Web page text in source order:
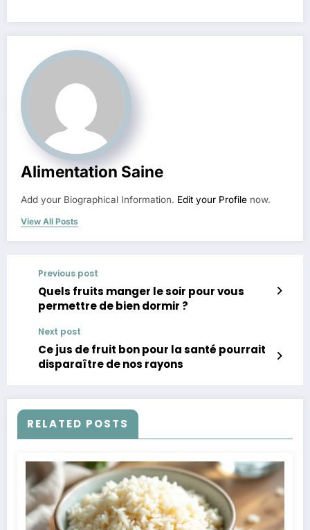
Alimentation Saine
Add your Biographical Information. Edit your Profile now.
View All Posts
Previous post
Quels fruits manger le soir pour vous
permettre de bien dormir ?
Next post
Ce jus de fruit bon pour la santé pourrait
disparaître de nos rayons
RELATED POSTS